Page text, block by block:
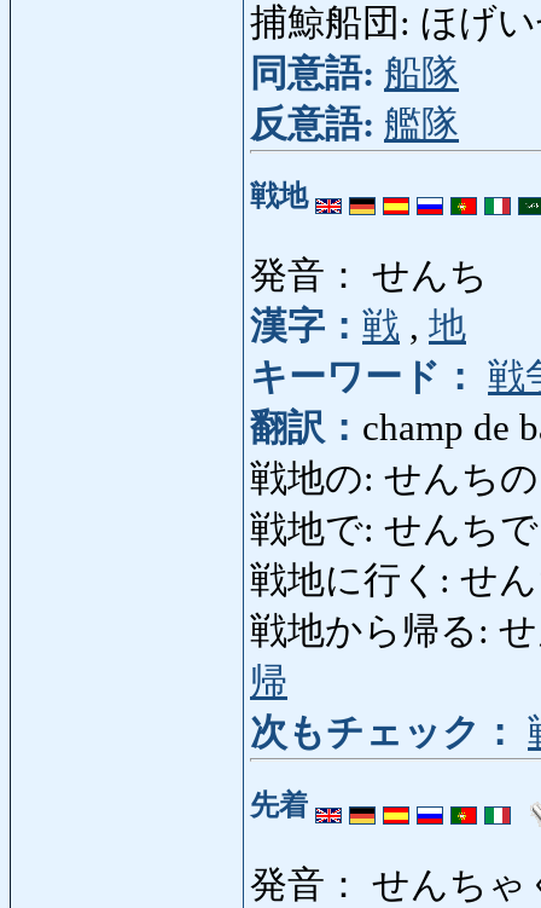
捕鯨船団: ほげ
同意語: 船隊
反意語: 艦隊
戦地
発音： せんち
漢字： 戦 , 地
キーワード： 戦
翻訳： champ de
戦地の: せんち
戦地で: せんちで
戦地に行く: せ
戦地から帰る:
帰
次もチェック：
先着
発音： せんちゃ